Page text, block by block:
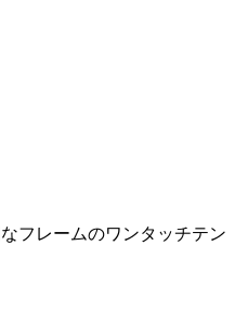
フレームのワンタッチテン